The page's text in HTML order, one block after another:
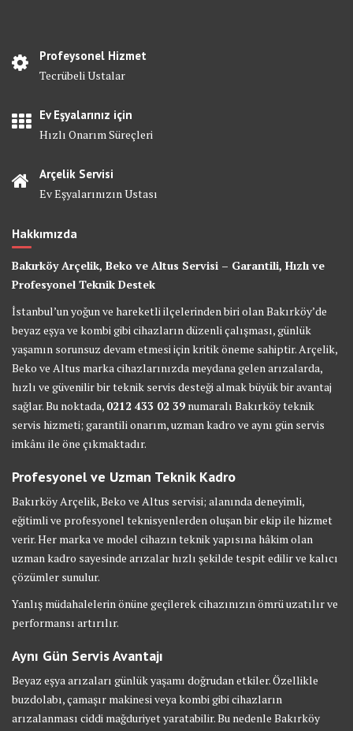
Profeysonel Hizmet
Tecrübeli Ustalar
Ev Eşyalarınız için
Hızlı Onarım Süreçleri
Arçelik Servisi
Ev Eşyalarınızın Ustası
Hakkımızda
Bakırköy Arçelik, Beko ve Altus Servisi – Garantili, Hızlı ve
Profesyonel Teknik Destek
İstanbul’un yoğun ve hareketli ilçelerinden biri olan Bakırköy’de
beyaz eşya ve kombi gibi cihazların düzenli çalışması, günlük
yaşamın sorunsuz devam etmesi için kritik öneme sahiptir. Arçelik,
Beko ve Altus marka cihazlarınızda meydana gelen arızalarda,
hızlı ve güvenilir bir teknik servis desteği almak büyük bir avantaj
sağlar. Bu noktada, 0212 433 02 39 numaralı Bakırköy teknik
servis hizmeti; garantili onarım, uzman kadro ve aynı gün servis
imkânı ile öne çıkmaktadır.
Profesyonel ve Uzman Teknik Kadro
Bakırköy Arçelik, Beko ve Altus servisi; alanında deneyimli,
eğitimli ve profesyonel teknisyenlerden oluşan bir ekip ile hizmet
verir. Her marka ve model cihazın teknik yapısına hâkim olan
uzman kadro sayesinde arızalar hızlı şekilde tespit edilir ve kalıcı
çözümler sunulur.
Yanlış müdahalelerin önüne geçilerek cihazınızın ömrü uzatılır ve
performansı artırılır.
Aynı Gün Servis Avantajı
Beyaz eşya arızaları günlük yaşamı doğrudan etkiler. Özellikle
buzdolabı, çamaşır makinesi veya kombi gibi cihazların
arızalanması ciddi mağduriyet yaratabilir. Bu nedenle Bakırköy